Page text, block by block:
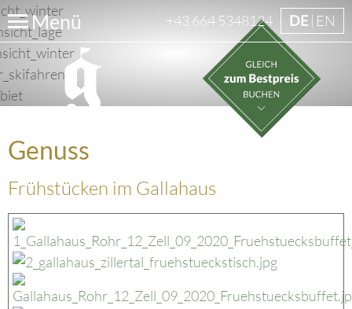
Menü +43 664 5348124 DE EN
Genuss
Frühstücken im Gallahaus